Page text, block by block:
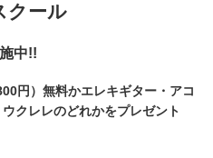
クール
中!!
円）無料かエレキギター・アコ
クレレのどれかをプレゼント